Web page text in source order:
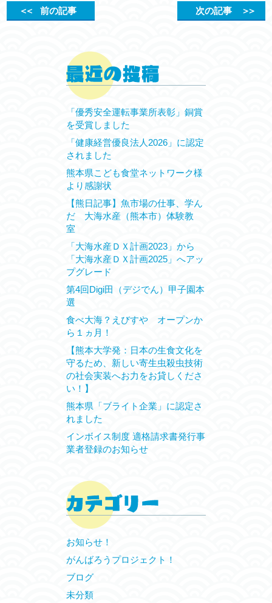
＜＜前の記事 次の記事 ＞＞
「優秀安全運転事業所表彰」銅賞
を受賞しました
「健康経営優良法人2026」に認定
されました
熊本県こども食堂ネットワーク様
より感謝状
【熊日記事】魚市場の仕事、学ん
だ 大海水産（熊本市）体験教
室
「大海水産ＤＸ計画2023」から
「大海水産ＤＸ計画2025」へアッ
プグレード
第4回Digi田（デジでん）甲子園本
選
食べ大海？えびすや オープンか
ら１ヵ月！
【熊本大学発：日本の生食文化を
守るため、新しい寄生虫殺虫技術
の社会実装へお力をお貸しくださ
い！】
熊本県「ブライト企業」に認定さ
れました
インボイス制度 適格請求書発行事
業者登録のお知らせ
お知らせ！
がんばろうプロジェクト！
ブログ
未分類